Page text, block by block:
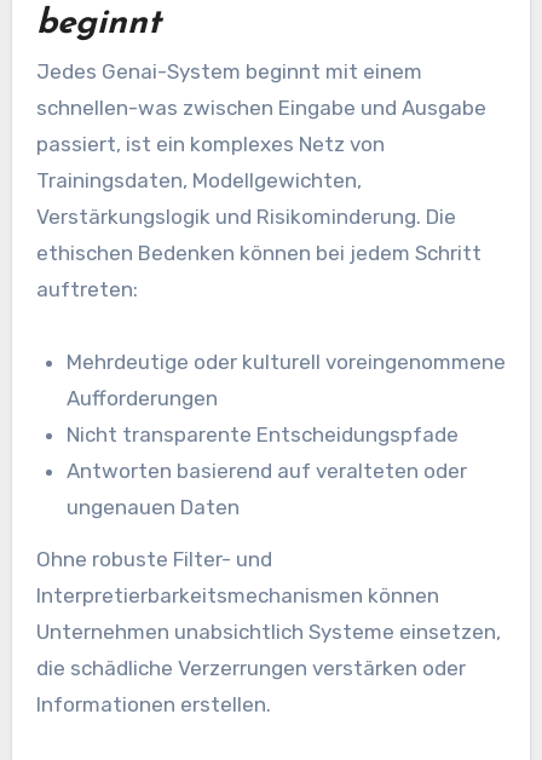
beginnt
Jedes Genai-System beginnt mit einem
schnellen-was zwischen Eingabe und Ausgabe
passiert, ist ein komplexes Netz von
Trainingsdaten, Modellgewichten,
Verstärkungslogik und Risikominderung. Die
ethischen Bedenken können bei jedem Schritt
auftreten:
Mehrdeutige oder kulturell voreingenommene
Aufforderungen
Nicht transparente Entscheidungspfade
Antworten basierend auf veralteten oder
ungenauen Daten
Ohne robuste Filter- und
Interpretierbarkeitsmechanismen können
Unternehmen unabsichtlich Systeme einsetzen,
die schädliche Verzerrungen verstärken oder
Informationen erstellen.